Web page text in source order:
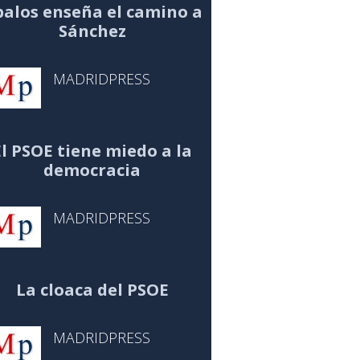
enseña el camino a
Sánchez
MADRIDPRESS
PSOE tiene miedo a la
democracia
MADRIDPRESS
La cloaca del PSOE
MADRIDPRESS